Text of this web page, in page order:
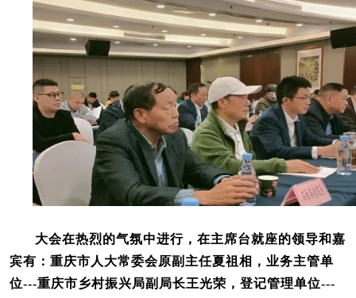
大会在热烈的气氛中进行，在主席台就座的领导和嘉
宾有：重庆市人大常委会原副主任夏祖相，业务主管单
位---重庆市乡村振兴局副局长王光荣，登记管理单位---